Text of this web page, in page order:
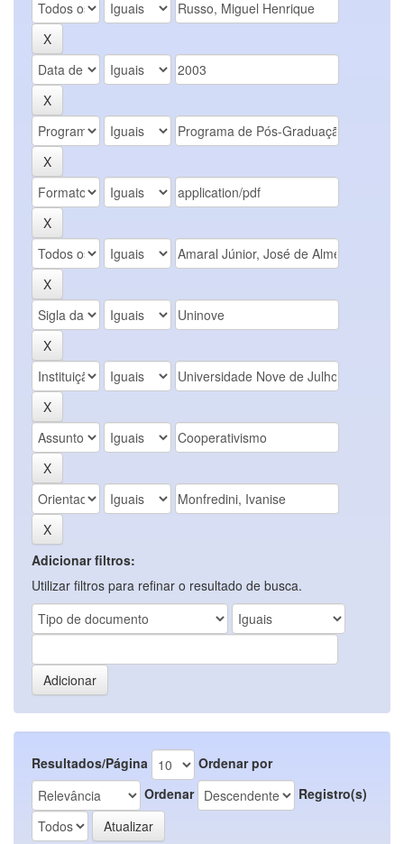
Adicionar filtros:
Utilizar filtros para refinar o resultado de busca.
Resultados/Página
Ordenar por
Ordenar
Registro(s)